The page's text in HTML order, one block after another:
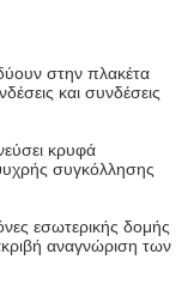
στην πλακέτα
και συνδέσεις
κρυφά
συγκόλλησης
εσωτερικής δομής
αναγνώριση των